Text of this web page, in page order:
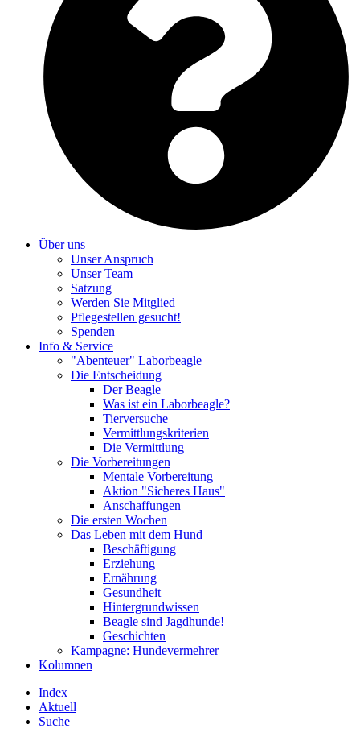
Über uns
Unser Anspruch
Unser Team
Satzung
Werden Sie Mitglied
Pflegestellen gesucht!
Spenden
Info & Service
"Abenteuer" Laborbeagle
Die Entscheidung
Der Beagle
Was ist ein Laborbeagle?
Tierversuche
Vermittlungskriterien
Die Vermittlung
Die Vorbereitungen
Mentale Vorbereitung
Aktion "Sicheres Haus"
Anschaffungen
Die ersten Wochen
Das Leben mit dem Hund
Beschäftigung
Erziehung
Ernährung
Gesundheit
Hintergrundwissen
Beagle sind Jagdhunde!
Geschichten
Kampagne: Hundevermehrer
Kolumnen
Index
Aktuell
Suche